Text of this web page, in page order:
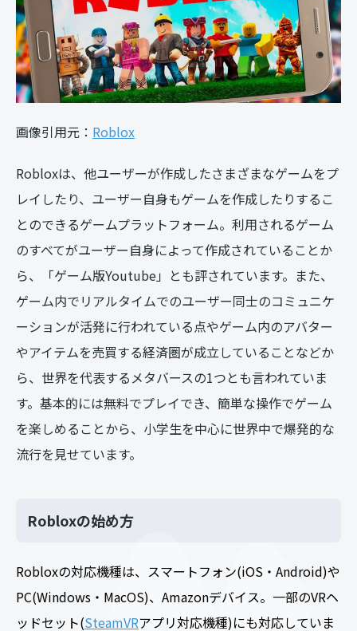
画像引用元： Roblox
Robloxは、他ユーザーが作成したさまざまなゲームをプ
レイしたり、ユーザー自身もゲームを作成したりするこ
とのできるゲームプラットフォーム。利用されるゲーム
のすべてがユーザー自身によって作成されていることか
ら、「ゲーム版Youtube」とも評されています。また、
ゲーム内でリアルタイムでのユーザー同士のコミュニケ
ーションが活発に行われている点やゲーム内のアバター
やアイテムを売買する経済圏が成立していることなどか
ら、世界を代表するメタバースの1つとも言われていま
す。基本的には無料でプレイでき、簡単な操作でゲーム
を楽しめることから、小学生を中心に世界中で爆発的な
流行を見せています。
Robloxの始め方
Robloxの対応機種は、スマートフォン(iOS・Android)や
PC(Windows・MacOS)、Amazonデバイス。一部のVRヘ
ッドセット(SteamVRアプリ対応機種)にも対応していま